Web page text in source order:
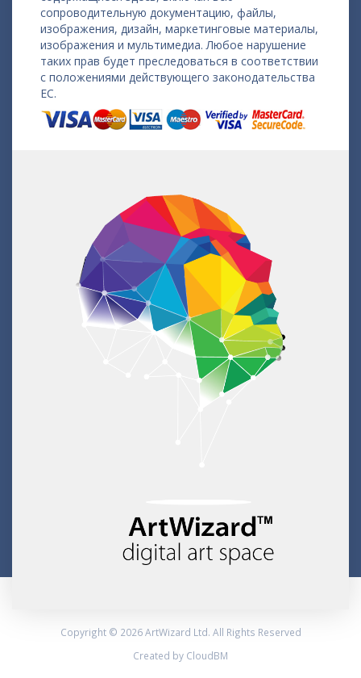
сопроводительную документацию, файлы,
изображения, дизайн, маркетинговые материалы,
изображения и мультимедиа. Любое нарушение
таких прав будет преследоваться в соответствии
с положениями действующего законодательства
ЕС.
Copyright © 2026 ArtWizard Ltd. All Rights Reserved
Created by CloudBM